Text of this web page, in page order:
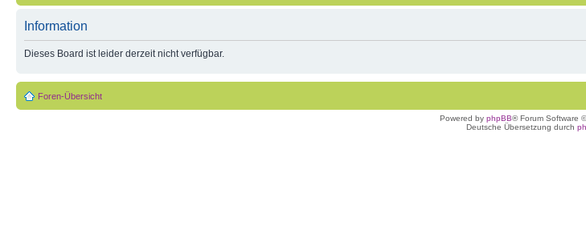
Information
Dieses Board ist leider derzeit nicht verfügbar.
Foren-Übersicht
Powered by phpBB® Forum Software
Deutsche Übersetzung durch